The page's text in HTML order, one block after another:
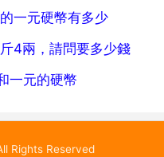
一元硬幣有多少
4兩，請問要多少錢
一元的硬幣
Rights Reserved